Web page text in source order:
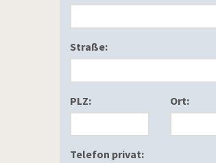
Straße:
PLZ: Ort:
Telefon privat: